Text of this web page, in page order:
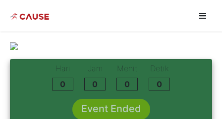
Hari Jam Menit
Detik
0
0 0 0
Event Ended